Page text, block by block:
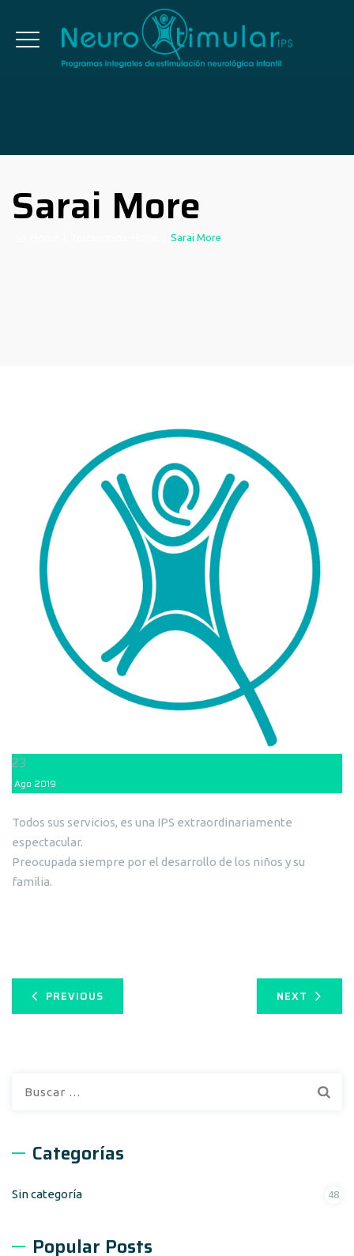
Sarai More
Sarai More
23
Ago 2019
Todos sus servicios, es una IPS extraordinariamente
espectacular.
Preocupada siempre por el desarrollo de los niños y su
familia.
PREVIOUS NEXT
Categorías
Sin categoría 48
Popular Posts